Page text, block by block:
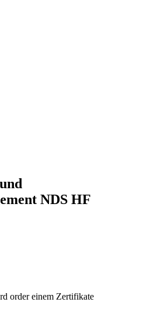
NDS HF
order einem Zertifikate